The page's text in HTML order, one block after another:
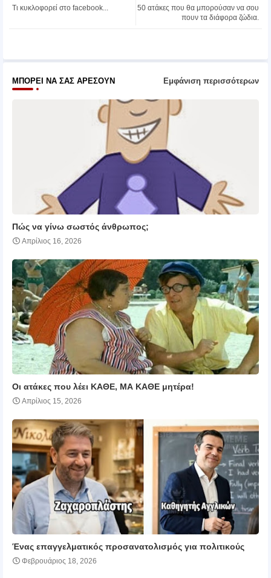
atsa
50 ατάκες που θα μπορούσαν να σου
πουν τα διάφορα ζώδια.
Τι κυκλοφορεί στο facebook...
ΜΠΟΡΕΊ ΝΑ ΣΑΣ ΑΡΈΣΟΥΝ Εμφάνιση περισσότερων
Πώς να γίνω σωστός άνθρωπος;
Απρίλιος 16, 2026
Οι ατάκες που λέει ΚΑΘΕ, ΜΑ ΚΑΘΕ μητέρα!
Απρίλιος 15, 2026
Ένας επαγγελματικός προσανατολισμός για πολιτικούς
Φεβρουάριος 18, 2026